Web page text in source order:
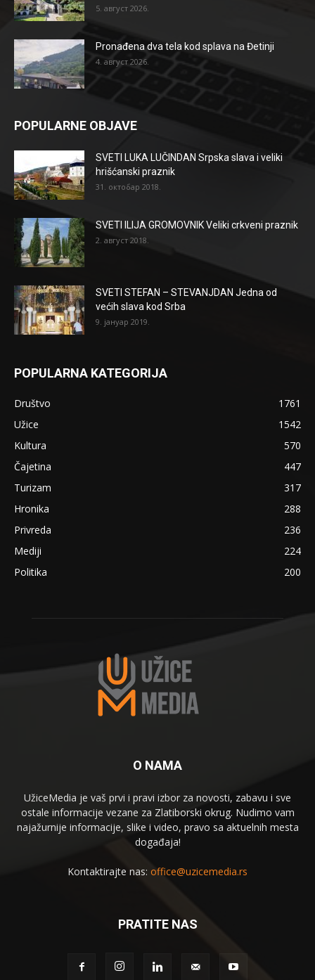
5. август 2026.
Pronađena dva tela kod splava na Đetinji
4. август 2026.
POPULARNE OBJAVE
SVETI LUKA LUČINDAN Srpska slava i veliki
hrišćanski praznik
31. октобар 2018.
SVETI ILIJA GROMOVNIK Veliki crkveni praznik
2. август 2018.
SVETI STEFAN – STEVANJDAN Jedna od
većih slava kod Srba
9. јануар 2019.
POPULARNA KATEGORIJA
Društvo
1761
Užice
1542
Kultura
570
Čajetina
447
Turizam
317
Hronika
288
Privreda
236
Mediji
224
Politika
200
O NAMA
UžiceMedia je vaš prvi i pravi izbor za novosti, zabavu i sve
ostale informacije vezane za Zlatiborski okrug. Nudimo vam
najažurnije informacije, slike i video, pravo sa aktuelnih mesta
događaja!
Kontaktirajte nas: office@uzicemedia.rs
PRATITE NAS